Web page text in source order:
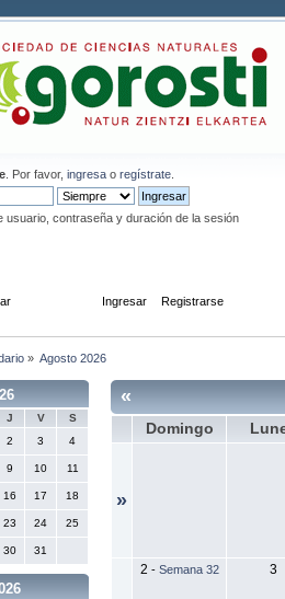
. Por favor, ingresa o regístrate
usuario, contraseña y duración de la sesión
Ingresar Registrarse
» Agosto 2026
J V
S
2 3 4
9 10 11
16 17 18
23 24 25
30 31
«
Domingo
»
2 - Semana 32 3